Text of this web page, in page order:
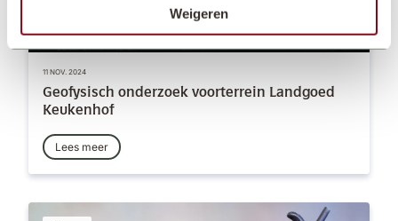
Weigeren
11 NOV. 2024
Geofysisch onderzoek voorterrein Landgoed
Keukenhof
Lees meer